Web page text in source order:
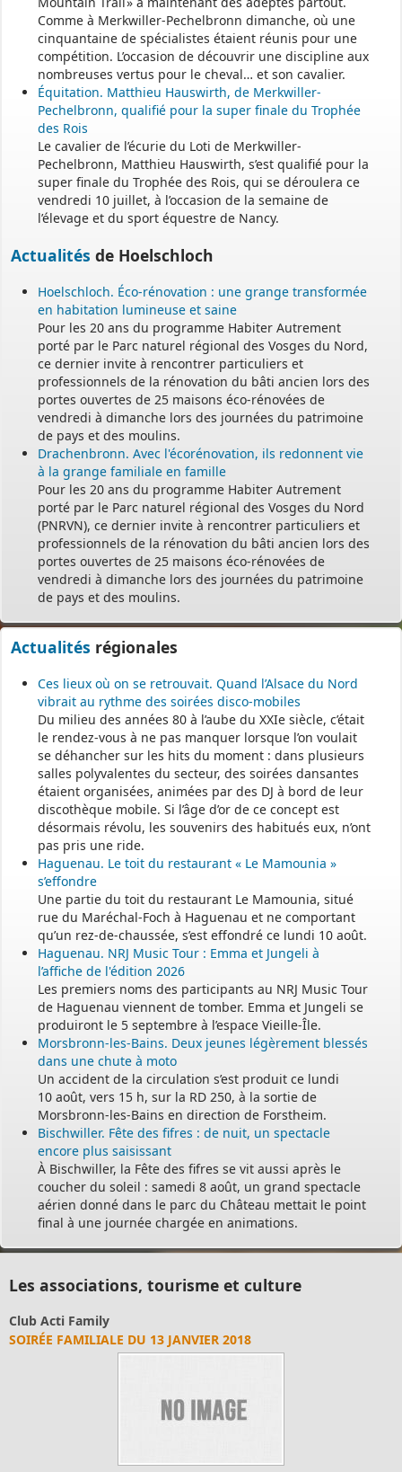
Comme à Merkwiller-Pechelbronn dimanche, où une
cinquantaine de spécialistes étaient réunis pour une
compétition. L’occasion de découvrir une discipline aux
nombreuses vertus pour le cheval… et son cavalier.
Équitation. Matthieu Hauswirth, de Merkwiller-
Pechelbronn, qualifié pour la super finale du Trophée
des Rois
Le cavalier de l’écurie du Loti de Merkwiller-
Pechelbronn, Matthieu Hauswirth, s’est qualifié pour la
super finale du Trophée des Rois, qui se déroulera ce
vendredi 10 juillet, à l’occasion de la semaine de
l’élevage et du sport équestre de Nancy.
Actualités de Hoelschloch
Hoelschloch. Éco-rénovation : une grange transformée
en habitation lumineuse et saine
Pour les 20 ans du programme Habiter Autrement
porté par le Parc naturel régional des Vosges du Nord,
ce dernier invite à rencontrer particuliers et
professionnels de la rénovation du bâti ancien lors des
portes ouvertes de 25 maisons éco-rénovées de
vendredi à dimanche lors des journées du patrimoine
de pays et des moulins.
Drachenbronn. Avec l'écorénovation, ils redonnent vie
à la grange familiale en famille
Pour les 20 ans du programme Habiter Autrement
porté par le Parc naturel régional des Vosges du Nord
(PNRVN), ce dernier invite à rencontrer particuliers et
professionnels de la rénovation du bâti ancien lors des
portes ouvertes de 25 maisons éco-rénovées de
vendredi à dimanche lors des journées du patrimoine
de pays et des moulins.
Actualités régionales
Ces lieux où on se retrouvait. Quand l’Alsace du Nord
vibrait au rythme des soirées disco-mobiles
Du milieu des années 80 à l’aube du XXIe siècle, c’était
le rendez-vous à ne pas manquer lorsque l’on voulait
se déhancher sur les hits du moment : dans plusieurs
salles polyvalentes du secteur, des soirées dansantes
étaient organisées, animées par des DJ à bord de leur
discothèque mobile. Si l’âge d’or de ce concept est
désormais révolu, les souvenirs des habitués eux, n’ont
pas pris une ride.
Haguenau. Le toit du restaurant « Le Mamounia »
s’effondre
Une partie du toit du restaurant Le Mamounia, situé
rue du Maréchal-Foch à Haguenau et ne comportant
qu’un rez-de-chaussée, s’est effondré ce lundi 10 août.
Haguenau. NRJ Music Tour : Emma et Jungeli à
l’affiche de l'édition 2026
Les premiers noms des participants au NRJ Music Tour
de Haguenau viennent de tomber. Emma et Jungeli se
produiront le 5 septembre à l’espace Vieille-Île.
Morsbronn-les-Bains. Deux jeunes légèrement blessés
dans une chute à moto
Un accident de la circulation s’est produit ce lundi
10 août, vers 15 h, sur la RD 250, à la sortie de
Morsbronn-les-Bains en direction de Forstheim.
Bischwiller. Fête des fifres : de nuit, un spectacle
encore plus saisissant
À Bischwiller, la Fête des fifres se vit aussi après le
coucher du soleil : samedi 8 août, un grand spectacle
aérien donné dans le parc du Château mettait le point
final à une journée chargée en animations.
Les associations, tourisme et culture
DU 13 JANVIER 2018